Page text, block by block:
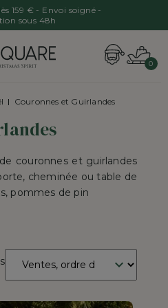
159 € - Envoi soigné -
sous 48h
0
Couronnes et Guirlandes
couronnes et guirlandes
cheminée ou table de
pommes de pin